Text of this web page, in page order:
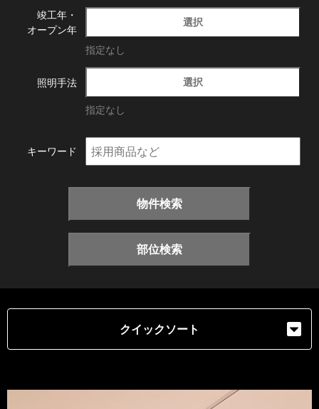
竣工年・
オープン年
選択
指定なし
照明手法 選択
指定なし
キーワード
物件検索
部位検索
クイックソート